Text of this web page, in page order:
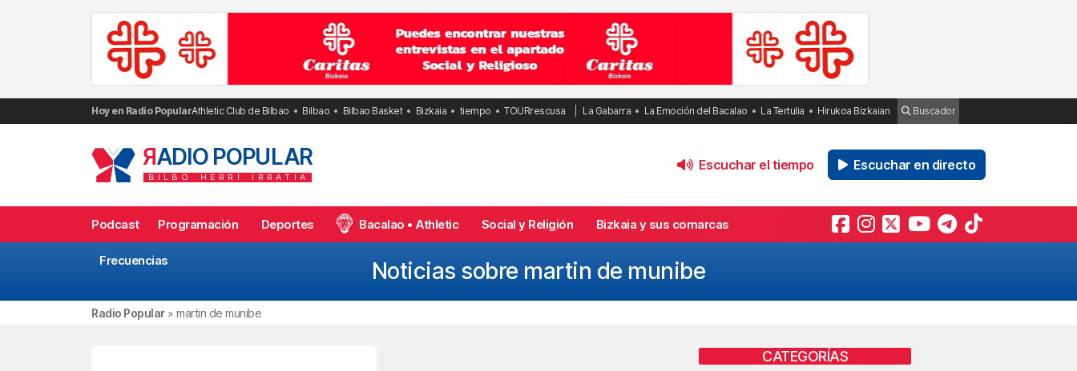
Hoy en Radio PopularAthletic Club de Bilbao Bilbao Bilbao Basket Bizkaia tiempo TOURrescusa La Gabarra La Emoción del Bacalao La Tertulia Hirukoa Bizkaian Buscador
RADIO POPULAR
BILBO HERRI IRRATIA
Escuchar el tiempo Escuchar en directo
Podcast Programación Deportes Bacalao • Athletic Social y Religión Bizkaia y sus comarcas
Frecuencias Noticias sobre martin de munibe
Radio Popular» martin de munibe
CATEGORÍAS